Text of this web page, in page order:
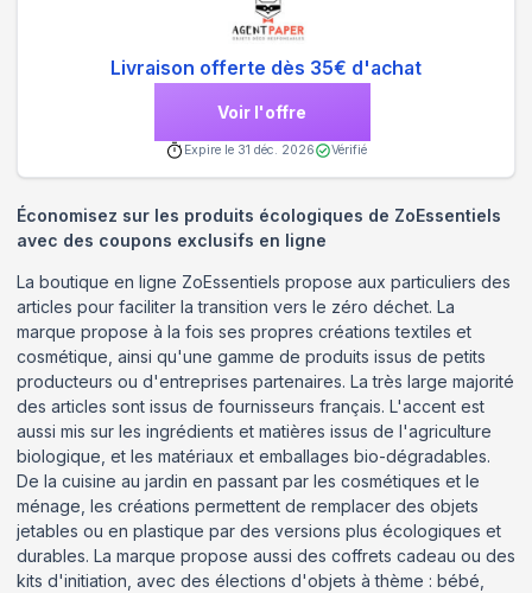
Livraison offerte dès 35€ d'achat
Voir l'offre
Expire le 31 déc. 2026 Vérifié
Économisez sur les produits écologiques de ZoEssentiels
avec des coupons exclusifs en ligne
La boutique en ligne ZoEssentiels propose aux particuliers des
articles pour faciliter la transition vers le zéro déchet. La
marque propose à la fois ses propres créations textiles et
cosmétique, ainsi qu'une gamme de produits issus de petits
producteurs ou d'entreprises partenaires. La très large majorité
des articles sont issus de fournisseurs français. L'accent est
aussi mis sur les ingrédients et matières issus de l'agriculture
biologique, et les matériaux et emballages bio-dégradables.
De la cuisine au jardin en passant par les cosmétiques et le
ménage, les créations permettent de remplacer des objets
jetables ou en plastique par des versions plus écologiques et
durables. La marque propose aussi des coffrets cadeau ou des
kits d'initiation, avec des élections d'objets à thème : bébé,